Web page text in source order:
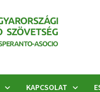
KAPCSOLAT